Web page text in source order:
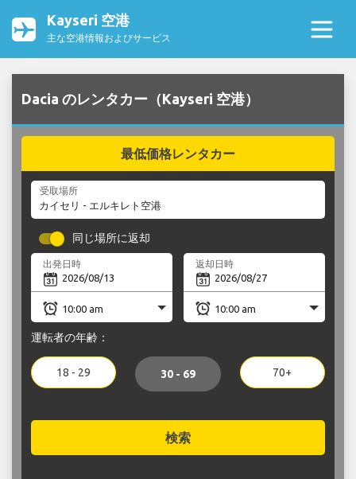
Kayseri 空港
主な空港情報およびサービス
Dacia のレンタカー（Kayseri 空港）
最低価格レンタカー
受取場所
同じ場所に返却
出発日時 返却日時
運転者の年齢：
18 - 29 30 - 69 70+
検索